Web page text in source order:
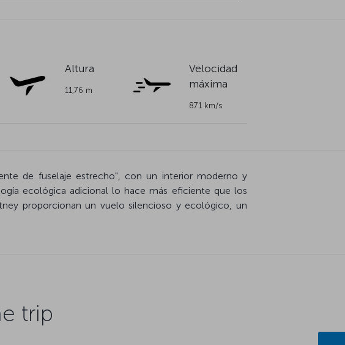
Altura
11,76 m
Velocidad
máxima
871 km/s
de fuselaje estrecho", con un interior moderno y
ecológica adicional lo hace más eficiente que los
proporcionan un vuelo silencioso y ecológico, un
trip